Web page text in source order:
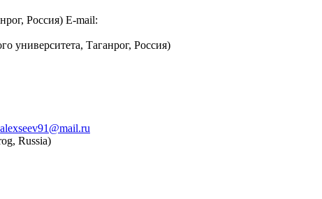
Россия) E-mail:
университета, Таганрог, Россия)
alexseev91@mail.ru
Russia)